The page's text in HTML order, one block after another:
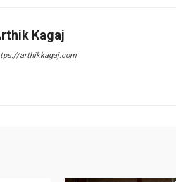
Kagaj
arthikkagaj.com